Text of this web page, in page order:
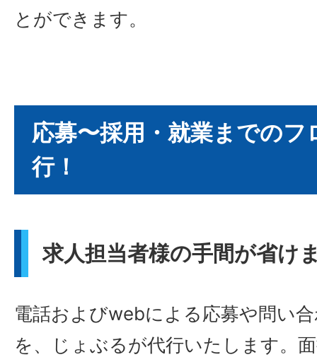
とができます。
応募〜採用・就業までのフ
行！
求人担当者様の手間が省け
電話およびwebによる応募や問い
を、じょぶるが代行いたします。